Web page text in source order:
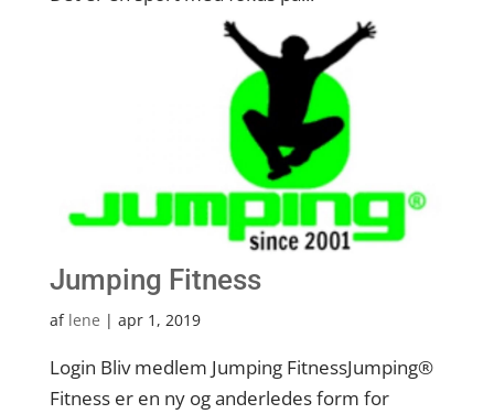
Jumping Fitness
af lene | apr 1, 2019
Login Bliv medlem Jumping FitnessJumping®
Fitness er en ny og anderledes form for